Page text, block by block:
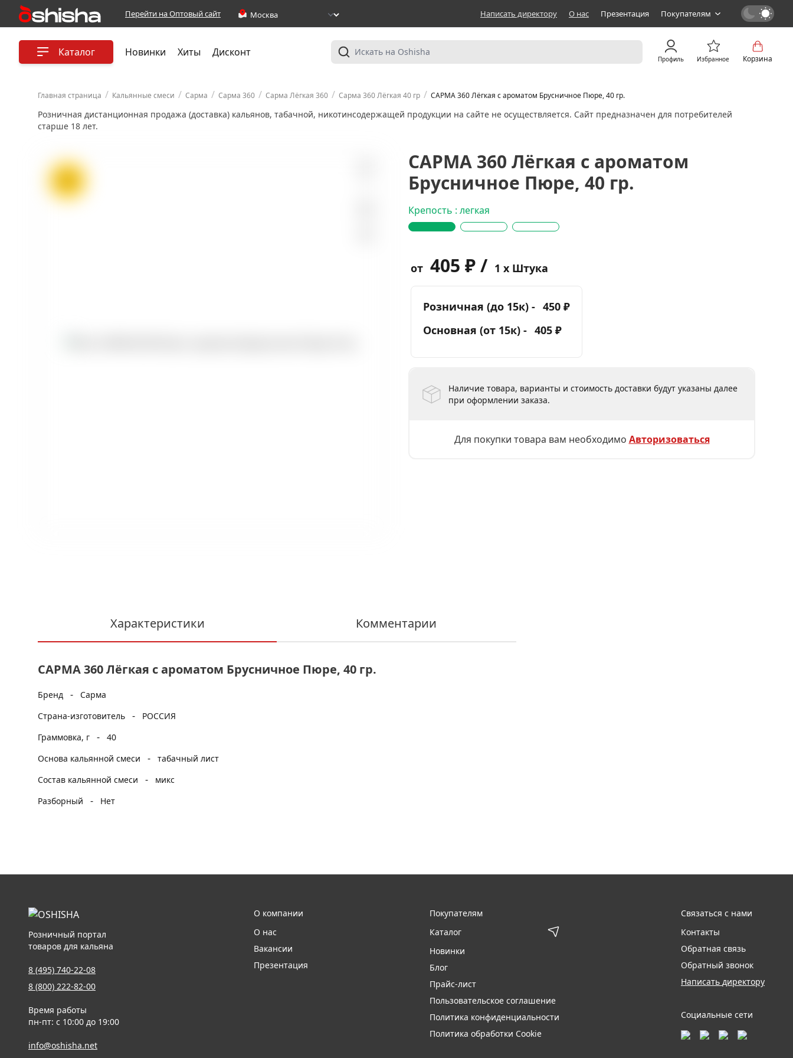
Перейти на Оптовый сайт Написать директору О нас Презентация Покупателям
Каталог Новинки Хиты Дисконт
Профиль Избранное Корзина
Главная страница / Кальянные смеси / Сарма / Сарма 360 / Сарма Лёгкая 360 / Сарма 360 Лёгкая 40 гр / САРМА 360 Лёгкая с ароматом Брусничное Пюре, 40 гр.
Розничная дистанционная продажа (доставка) кальянов, табачной, никотинсодержащей продукции на сайте не осуществляется. Сайт предназначен для потребителей
старше 18 лет.
САРМА 360 Лёгкая с ароматом
Брусничное Пюре, 40 гр.
Крепость : легкая
от 405 ₽ / 1 x Штука
Розничная (до 15к) - 450 ₽
Основная (от 15к) - 405 ₽
Наличие товара, варианты и стоимость доставки будут указаны далее
при оформлении заказа.
Для покупки товара вам необходимо Авторизоваться
Характеристики Комментарии
САРМА 360 Лёгкая с ароматом Брусничное Пюре, 40 гр.
Бренд -
Сарма
Страна-изготовитель
-
РОССИЯ
Граммовка, г
- 40
Основа кальянной смеси
- табачный лист
Состав кальянной смеси
-
микс
Разборный
- Нет
Розничный портал
товаров для кальяна
8 (495) 740-22-08
8 (800) 222-82-00
Время работы
пн-пт: с 10:00 до 19:00
info@oshisha.net
О компании
О нас
Вакансии
Презентация
Покупателям
Каталог
Новинки
Блог
Прайс-лист
Пользовательское соглашение
Политика конфиденциальности
Политика обработки Cookie
Связаться с нами
Контакты
Обратная связь
Обратный звонок
Написать директору
Социальные сети